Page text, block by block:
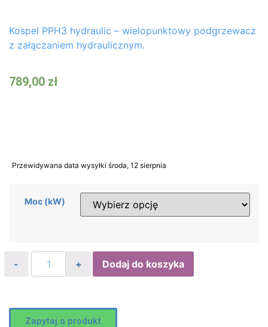
Kospel PPH3 hydraulic – wielopunktowy podgrzewacz
z załączaniem hydraulicznym.
789,00 zł
Przewidywana data wysyłki środa, 12 sierpnia
Moc (kW)
Dodaj do koszyka
Zapytaj o produkt